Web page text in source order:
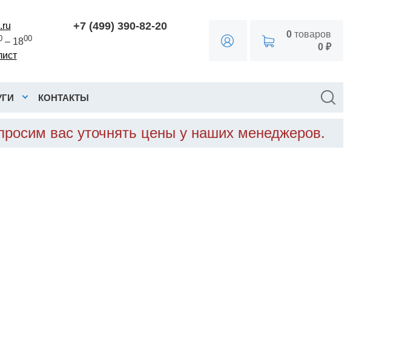
– 1800
+7 (499) 390-82-20
0товаров
0 ₽
КОНТАКТЫ
вас уточнять цены у наших менеджеров.